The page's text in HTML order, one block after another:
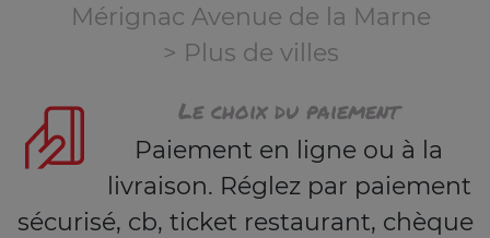
Mérignac Avenue de la Marne
> Plus de villes
Le choix du paiement
Paiement en ligne ou à la
livraison. Réglez par paiement
sécurisé, cb, ticket restaurant, chèque